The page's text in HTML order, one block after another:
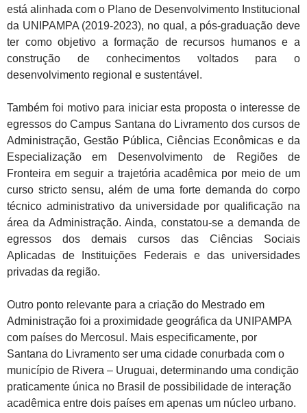
está alinhada com o Plano de Desenvolvimento Institucional
da UNIPAMPA (2019-2023), no qual, a pós-graduação deve
ter como objetivo a formação de recursos humanos e a
construção de conhecimentos voltados para o
desenvolvimento regional e sustentável.
Também foi motivo para iniciar esta proposta o interesse de
egressos do Campus Santana do Livramento dos cursos de
Administração, Gestão Pública, Ciências Econômicas e da
Especialização em Desenvolvimento de Regiões de
Fronteira em seguir a trajetória acadêmica por meio de um
curso stricto sensu, além de uma forte demanda do corpo
técnico administrativo da universidade por qualificação na
área da Administração. Ainda, constatou-se a demanda de
egressos dos demais cursos das Ciências Sociais
Aplicadas de Instituições Federais e das universidades
privadas da região.
Outro ponto relevante para a criação do Mestrado em
Administração foi a proximidade geográfica da UNIPAMPA
com países do Mercosul. Mais especificamente, por
Santana do Livramento ser uma cidade conurbada com o
município de Rivera – Uruguai, determinando uma condição
praticamente única no Brasil de possibilidade de interação
acadêmica entre dois países em apenas um núcleo urbano.